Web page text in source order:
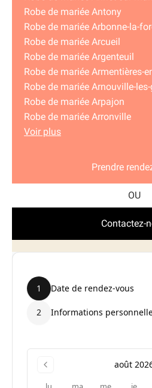
Robe de mariée Antony
Robe de mariée Arbonne-la-
Robe de mariée Arcueil
Robe de mariée Argenteuil
Robe de mariée Armentières-
Robe de mariée Arnouville-
Robe de mariée Arpajon
Robe de mariée Arronville
Voir plus
Prendre
Contactez-